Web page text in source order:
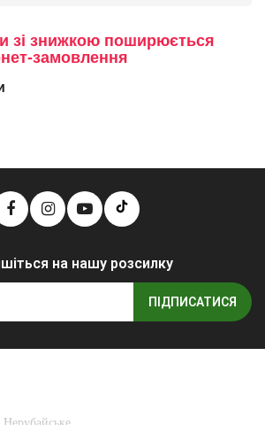
зі знижкою поширюється
замовлення
на нашу розсилку
ПІДПИСАТИСЯ